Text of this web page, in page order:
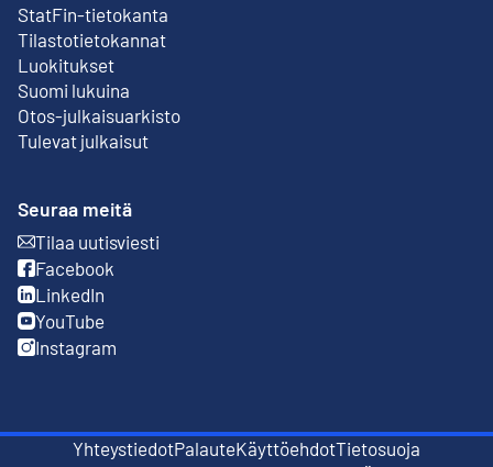
StatFin-tietokanta
Ulkoinen linkki
Tilastotietokannat
Luokitukset
Suomi lukuina
Otos-julkaisuarkisto
Ulkoinen linkki
Tulevat julkaisut
Seuraa meitä
Tilaa uutisviesti
Ulkoinen linkki
Facebook
Ulkoinen linkki
LinkedIn
Ulkoinen linkki
YouTube
Ulkoinen linkki
Instagram
Ulkoinen linkki
YhteystiedotPalaute
Ulkoinen linkki
Käyttöehdot
Ulkoinen linkki
Tietosuoja